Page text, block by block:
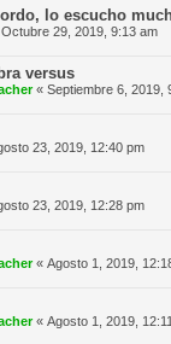
lo escucho
Octubre 29, 2019, 9:13 am
versus
« Septiembre 6, 2019,
23, 2019, 12:40 pm
23, 2019, 12:28 pm
« Agosto 1, 2019,
« Agosto 1, 2019,